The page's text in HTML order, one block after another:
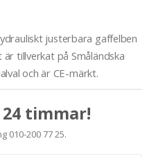
justerbara gaffelben
tillverkat på Småländska
och är CE-märkt.
timmar!
010-200 77 25.